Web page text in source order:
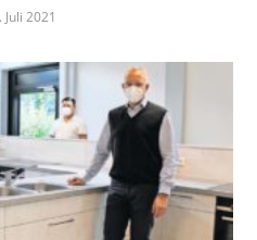
Juli 2021